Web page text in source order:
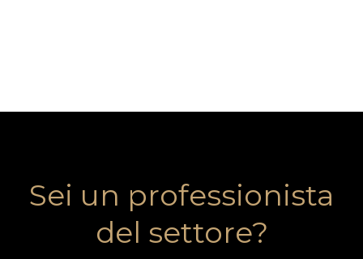
Sei un professionista
del settore?